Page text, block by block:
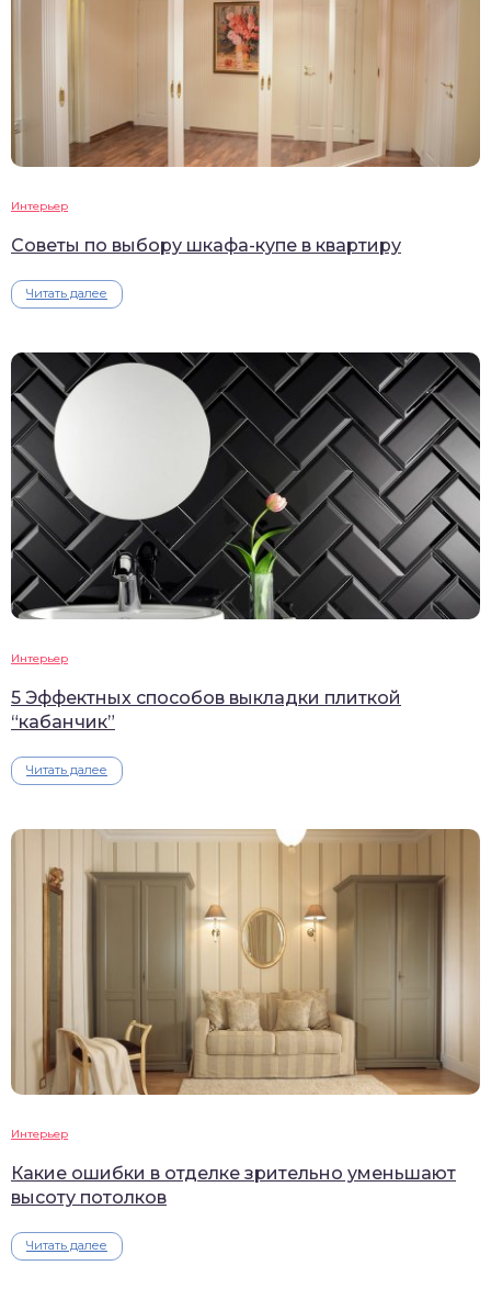
Интерьер
Советы по выбору шкафа-купе в квартиру
Читать далее
Интерьер
5 Эффектных способов выкладки плиткой
“кабанчик”
Читать далее
Интерьер
Какие ошибки в отделке зрительно уменьшают
высоту потолков
Читать далее